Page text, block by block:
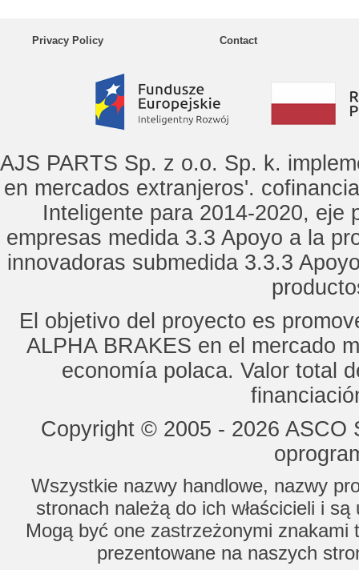
Privacy Policy Contact
AJS PARTS Sp. z o.o. Sp. k.
en mercados extranjeros'.
Inteligente para 2014-2020, eje
empresas medida 3.3 Apoyo a la
innovadoras submedida 3.3.3
El objetivo del proyecto es
ALPHA BRAKES en el mercado
economía polaca. Valor total
Copyright © 2005 - 2026
Wszystkie nazwy handlowe, nazwy
stronach należą do ich właścicieli i
Mogą być one zastrzeżonymi znakami
prezentowane na naszych